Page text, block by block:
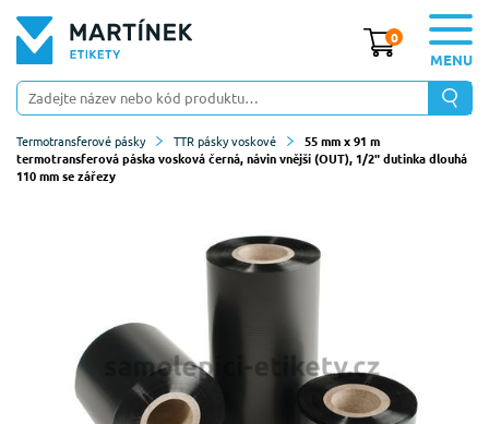
0
MENU
Termotransferové pásky TTR pásky voskové
55 mm x 91 m
termotransferová páska vosková černá, návin vnější (OUT), 1/2" dutinka dlouhá
110 mm se zářezy